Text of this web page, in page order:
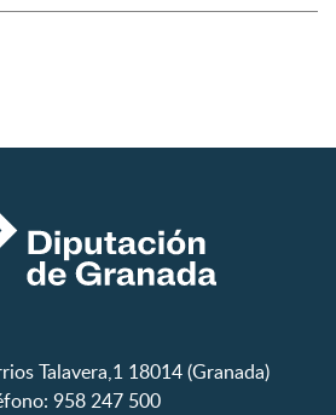
Talavera,1 18014 (Granada)
958 247 500